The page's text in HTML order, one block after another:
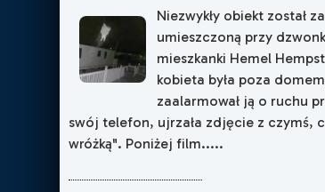
Niezwykły obiekt został
umieszczoną przy
mieszkanki Hemel
kobieta była poza
zaalarmował ją o ruchu
swój telefon, ujrzała zdjęcie z czymś,
wróżką". Poniżej film.....